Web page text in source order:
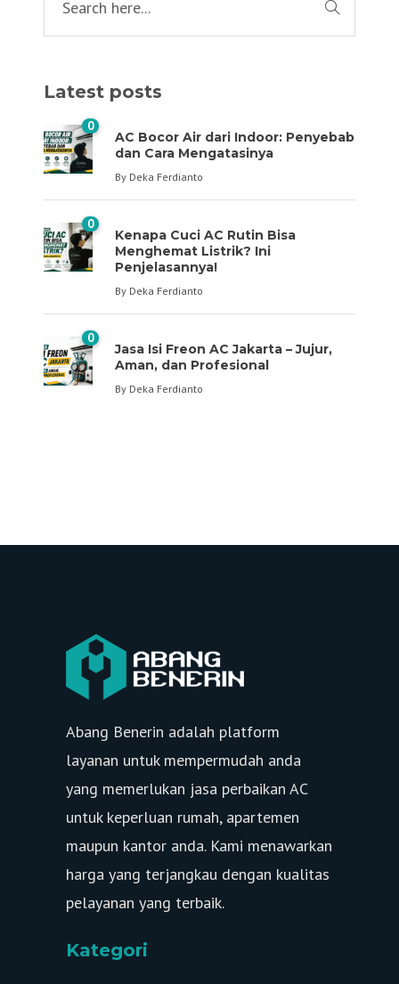
Latest posts
0
AC Bocor Air dari Indoor: Penyebab
dan Cara Mengatasinya
By Deka Ferdianto
0
Kenapa Cuci AC Rutin Bisa
Menghemat Listrik? Ini
Penjelasannya!
By Deka Ferdianto
0
Jasa Isi Freon AC Jakarta – Jujur,
Aman, dan Profesional
By Deka Ferdianto
Abang Benerin adalah platform
layanan untuk mempermudah anda
yang memerlukan jasa perbaikan AC
untuk keperluan rumah, apartemen
maupun kantor anda. Kami menawarkan
harga yang terjangkau dengan kualitas
pelayanan yang terbaik.
Kategori